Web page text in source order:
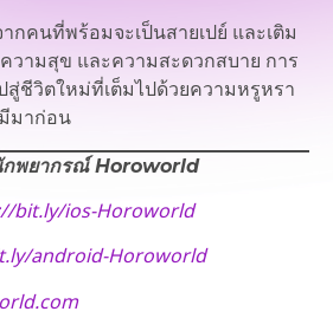
กคนที่พร้อมจะเป็นสายเปย์ และเติม
วามสุข และความสะดวกสบาย การ
สู่ชีวิตใหม่ที่เต็มไปด้วยความหรูหรา
มาก่อน
กพยากรณ์ Horoworld
bit.ly/ios-Horoworld
android-Horoworld